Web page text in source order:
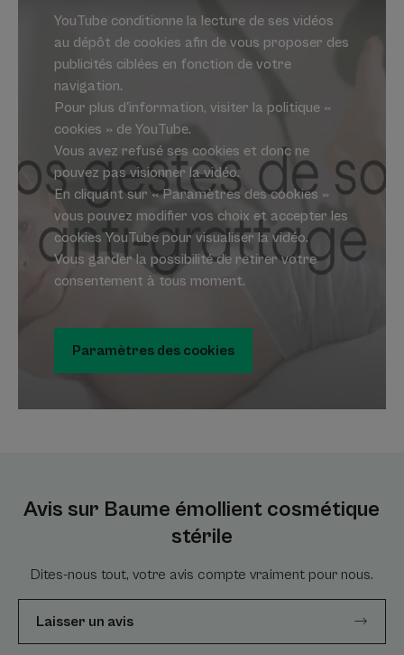
YouTube conditionne la lecture de ses vidéos
au dépôt de cookies afin de vous proposer des
publicités ciblées en fonction de votre
navigation.
Pour plus d'information, visiter la politique «
cookies » de YouTube.
Vous avez refusé ses cookies et donc ne
pouvez pas visionner la vidéo.
En cliquant sur « Paramètres des cookies »
vous pouvez modifier vos choix et accepter les
cookies YouTube pour visualiser la vidéo.
Vous garder la possibilité de retirer votre
consentement à tous moment.
Paramètres des cookies
Avis sur Baume émollient cosmétique
stérile
Dites-nous tout, votre avis compte vraiment pour nous.
Laisser un avis